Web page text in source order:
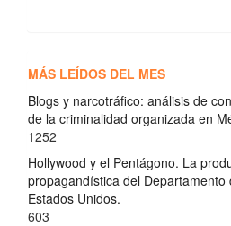
MÁS LEÍDOS DEL MES
Blogs y narcotráfico: análisis de
de la criminalidad organizada en
1252
Hollywood y el Pentágono. La
propagandística del Departamento
Estados Unidos.
603